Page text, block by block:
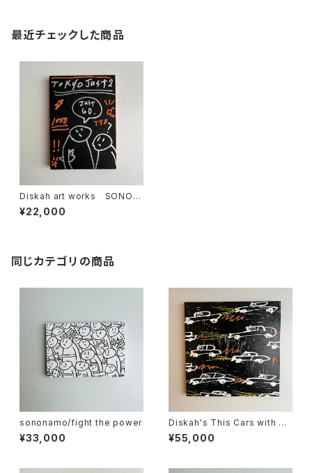
最近チェックした商品
Diskah art works SONON
AMO – "Tokyo 1000"
¥22,000
同じカテゴリの商品
sononamo/fight the power
¥33,000
Diskah's This Cars with So
nonamo
¥55,000